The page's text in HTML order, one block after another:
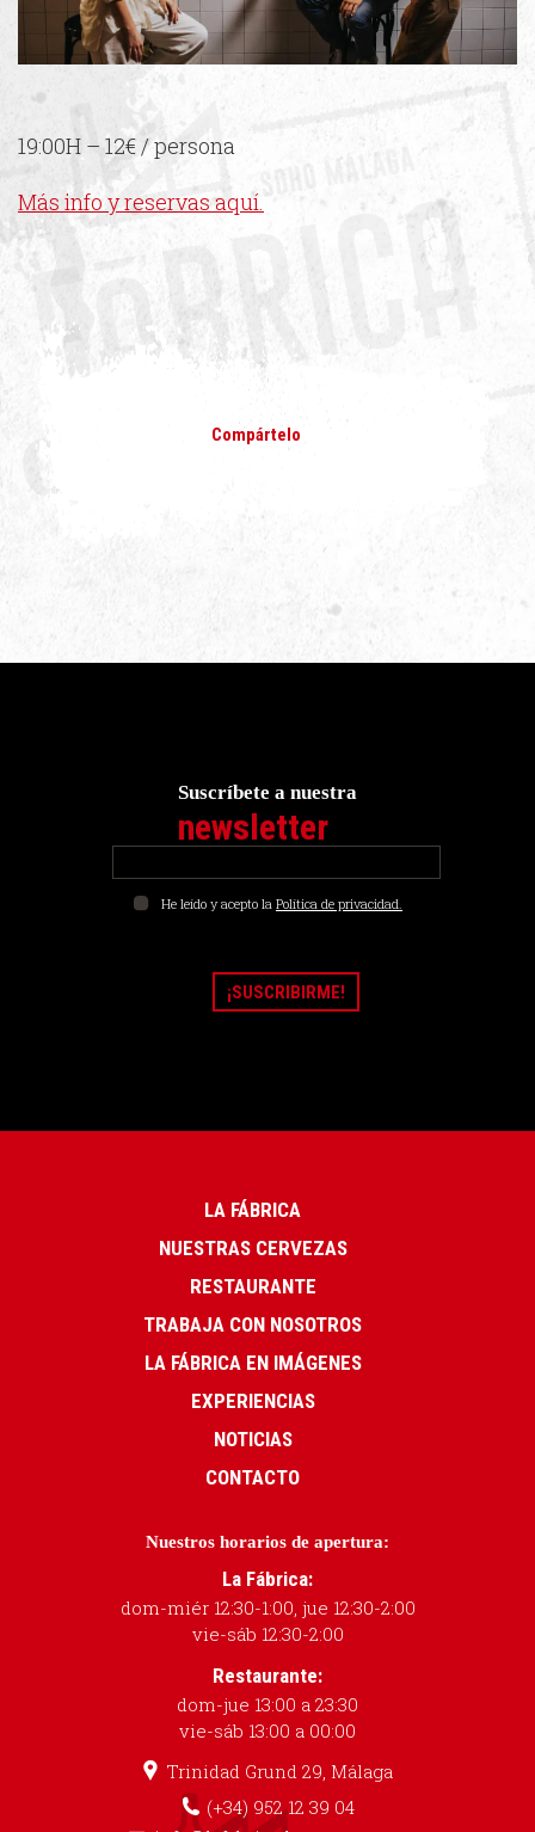
19:00H – 12€ / persona
Más info y reservas aquí.
Compártelo
Suscríbete a nuestra
newsletter
He leído y acepto la Política de privacidad.
LA FÁBRICA
NUESTRAS CERVEZAS
RESTAURANTE
TRABAJA CON NOSOTROS
LA FÁBRICA EN IMÁGENES
EXPERIENCIAS
NOTICIAS
CONTACTO
Nuestros horarios de apertura:
La Fábrica:
dom-miér 12:30-1:00, jue 12:30-2:00
vie-sáb 12:30-2:00
Restaurante:
dom-jue 13:00 a 23:30
vie-sáb 13:00 a 00:00
Trinidad Grund 29, Málaga
(+34) 952 12 39 04